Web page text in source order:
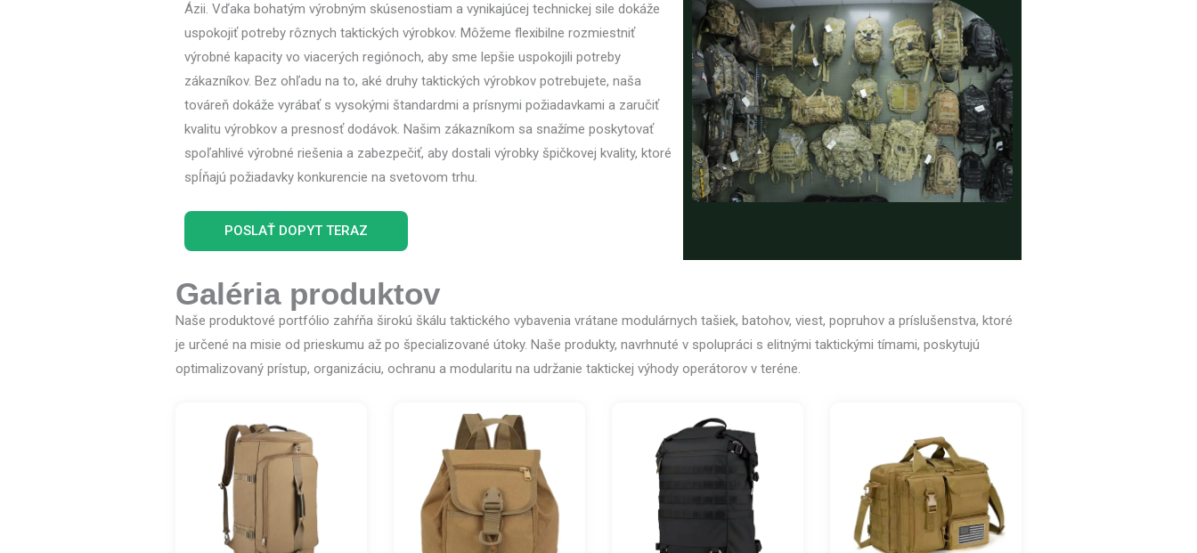
Ázii. Vďaka bohatým výrobným skúsenostiam a vynikajúcej technickej sile dokáže
uspokojiť potreby rôznych taktických výrobkov. Môžeme flexibilne rozmiestniť
výrobné kapacity vo viacerých regiónoch, aby sme lepšie uspokojili potreby
zákazníkov. Bez ohľadu na to, aké druhy taktických výrobkov potrebujete, naša
továreň dokáže vyrábať s vysokými štandardmi a prísnymi požiadavkami a zaručiť
kvalitu výrobkov a presnosť dodávok. Našim zákazníkom sa snažíme poskytovať
spoľahlivé výrobné riešenia a zabezpečiť, aby dostali výrobky špičkovej kvality, ktoré
spĺňajú požiadavky konkurencie na svetovom trhu.
POSLAŤ DOPYT TERAZ
Galéria produktov
Naše produktové portfólio zahŕňa širokú škálu taktického vybavenia vrátane modulárnych tašiek, batohov, viest, popruhov a príslušenstva, ktoré
je určené na misie od prieskumu až po špecializované útoky. Naše produkty, navrhnuté v spolupráci s elitnými taktickými tímami, poskytujú
optimalizovaný prístup, organizáciu, ochranu a modularitu na udržanie taktickej výhody operátorov v teréne.